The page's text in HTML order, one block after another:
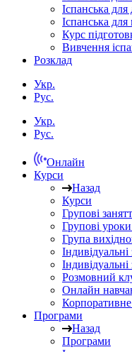
Іспанська для
Іспанська для
Курс
Вивчення
Розклад
Укр.
Рус.
Укр.
Рус.
Онлайн
Курси
Назад
Курси
Групові
Групові
Група
Індивідуальні
Розмовний
Онлайн
Програми
Назад
Програми